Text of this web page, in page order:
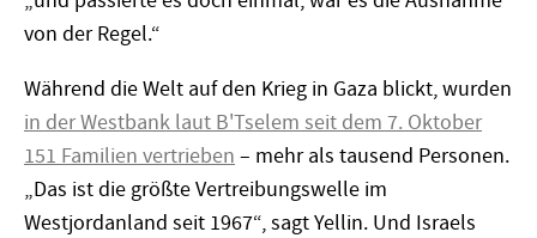
von der Regel.“
Während die Welt auf den Krieg in Gaza blickt, wurden
in der Westbank laut B'Tselem seit dem 7. Oktober
151 Familien vertrieben – mehr als tausend Personen.
„Das ist die größte Vertreibungswelle im
Westjordanland seit 1967“, sagt Yellin. Und Israels